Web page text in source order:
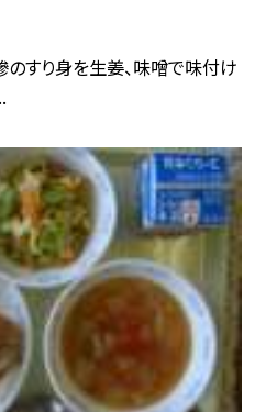
のすり身を生姜、味噌で味付け